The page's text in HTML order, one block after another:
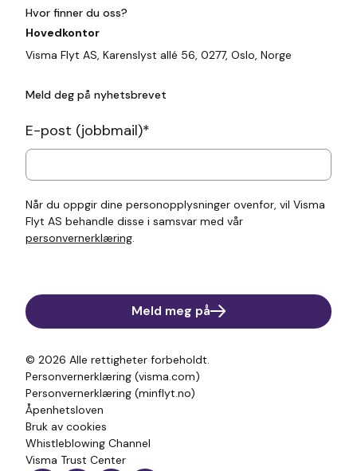
Meld deg på nyhetsbrevet
E-post (jobbmail)*
Når du oppgir dine personopplysninger ovenfor, vil Visma
Flyt AS behandle disse i samsvar med vår
personvernerklæring.
Meld meg på
Hvor finner du oss?
Hovedkontor
Visma Flyt AS, Karenslyst allé 56, 0277, Oslo, Norge
© 2026 Alle rettigheter forbeholdt.
Personvernerklæring (visma.com)
Personvernerklæring (minflyt.no)
Åpenhetsloven
Bruk av cookies
Whistleblowing Channel
Visma Trust Center